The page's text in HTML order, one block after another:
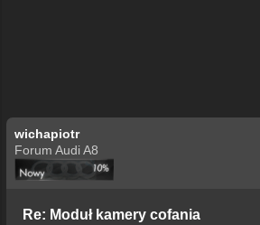
wichapiotr
Forum Audi A8
Re: Moduł kamery cofania